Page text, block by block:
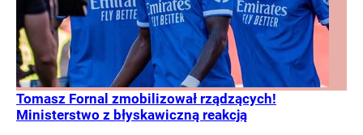
Tomasz Fornal zmobilizował rządzących!
Ministerstwo z błyskawiczną reakcją